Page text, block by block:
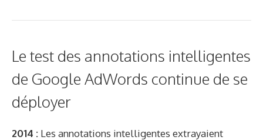
Le test des annotations intelligentes
de Google AdWords continue de se
déployer
2014 : Les annotations intelligentes extrayaient